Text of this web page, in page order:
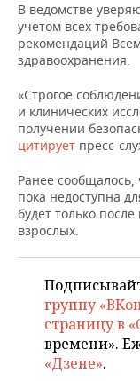
КОМУ
ТОРГОВЫЕ
ТАТАРСТАНА
БЮДЖЕТ
ИНВЕСТИЦИИ
НЕФТЕХИМИЯ
НЕФТЬ
ОПК
ЭНЕРГЕТИКА
НОВОСТИ АВТО
БИЗНЕС
НОВОСТИ
РОЗНИЧНАЯ
ТРАНСПОРТ
УСЛУГИ
ТЕХНОЛОГИИ
НОВОСТИ
IT
МЕДИА
МЕРОПРИЯТИЯ
НОВОСТИ
ВЫЕЗДНАЯ
БИЗНЕС-БРАНЧИ
ONLINE-
ОТКРЫТАЯ
СПОРТ
НОВОСТИ
ФУТБОЛ
ХОККЕЙ
БАСКЕТБОЛ
ВОЛЕЙБОЛ
ОБЩЕСТВО
НОВОСТИ
ВЛАСТЬ
ИСТОРИЯ
ФОТОГАЛЕРЕЯ
СЮЖЕТЫ
СПРАВОЧНИК
СПИСОК ПЕРСОН
ПОЛНАЯ ВЕРСИЯ
В ведомстве
учетом всех
рекомендаций
здравоохранения.
«Строгое
и клинических
получении
цитирует пресс-
Ранее сообщалось,
пока недоступна
будет только
взрослых.
группу
страницу в
времени».
«Дзене».